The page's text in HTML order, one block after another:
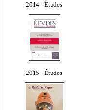
2014 - Études
2015 - Études